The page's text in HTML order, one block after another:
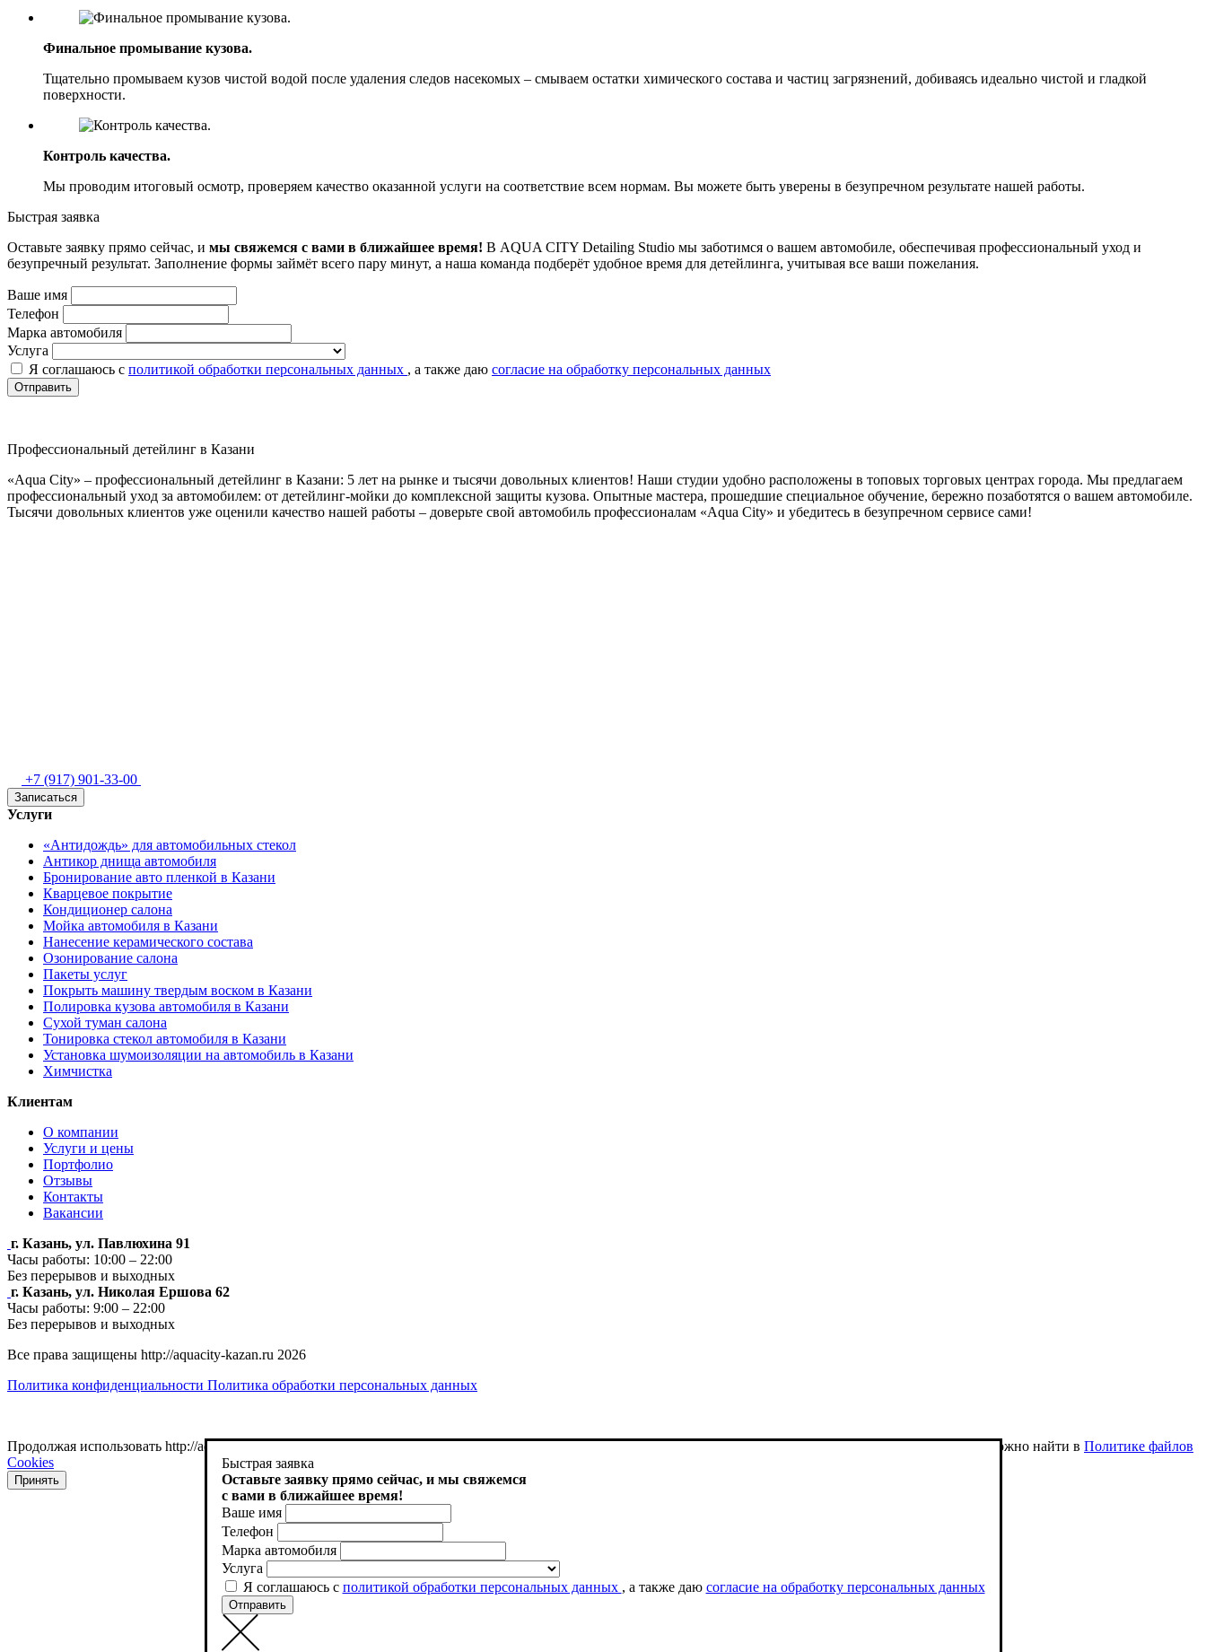
Финальное промывание кузова.
Тщательно промываем кузов чистой водой после удаления следов насекомых – смываем остатки химического состава и частиц загрязнений, добиваясь идеально чистой и гладкой
поверхности.
Контроль качества.
Мы проводим итоговый осмотр, проверяем качество оказанной услуги на соответствие всем нормам. Вы можете быть уверены в безупречном результате нашей работы.
Быстрая заявка
Оставьте заявку прямо сейчас, и мы свяжемся с вами в ближайшее время! В AQUA CITY Detailing Studio мы заботимся о вашем автомобиле, обеспечивая профессиональный уход и
безупречный результат. Заполнение формы займёт всего пару минут, а наша команда подберёт удобное время для детейлинга, учитывая все ваши пожелания.
Ваше имя
Телефон
Марка автомобиля
Услуга
Я соглашаюсь с политикой обработки персональных данных , а также даю согласие на обработку персональных данных
Отправить
Профессиональный детейлинг в Казани
«Aqua City» – профессиональный детейлинг в Казани: 5 лет на рынке и тысячи довольных клиентов! Наши студии удобно расположены в топовых торговых центрах города. Мы предлагаем
профессиональный уход за автомобилем: от детейлинг‑мойки до комплексной защиты кузова. Опытные мастера, прошедшие специальное обучение, бережно позаботятся о вашем автомобиле.
Тысячи довольных клиентов уже оценили качество нашей работы – доверьте свой автомобиль профессионалам «Aqua City» и убедитесь в безупречном сервисе сами!
+7 (917) 901-33-00
Записаться
Услуги
«Антидождь» для автомобильных стекол
Антикор днища автомобиля
Бронирование авто пленкой в Казани
Кварцевое покрытие
Кондиционер салона
Мойка автомобиля в Казани
Нанесение керамического состава
Озонирование салона
Пакеты услуг
Покрыть машину твердым воском в Казани
Полировка кузова автомобиля в Казани
Сухой туман салона
Тонировка стекол автомобиля в Казани
Установка шумоизоляции на автомобиль в Казани
Химчистка
Клиентам
О компании
Услуги и цены
Портфолио
Отзывы
Контакты
Вакансии
г. Казань, ул. Павлюхина 91
Часы работы: 10:00 – 22:00
Без перерывов и выходных
г. Казань, ул. Николая Ершова 62
Часы работы: 9:00 – 22:00
Без перерывов и выходных
Все права защищены http://aquacity-kazan.ru 2026
Политика конфиденциальности Политика обработки персональных данных
Быстрая заявка
Оставьте заявку прямо сейчас, и мы свяжемся
с вами в ближайшее время!
Ваше имя
Телефон
Марка автомобиля
Услуга
Я соглашаюсь с политикой обработки персональных данных , а также даю согласие на обработку персональных данных
Отправить
Продолжая использовать http://aquacity-kazan.ru , вы соглашаетесь на использование файлов cookie. Как запретить использование определенных файлов cookie можно найти в Политике файлов
Cookies
Принять